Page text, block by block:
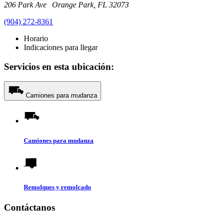
206 Park Ave Orange Park, FL 32073
(904) 272-8361
Horario
Indicaciones para llegar
Servicios en esta ubicación:
Camiones para mudanza
Camiones para mudanza
Remolques y remolcado
Contáctanos